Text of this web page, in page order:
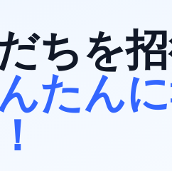
ちを招
たん